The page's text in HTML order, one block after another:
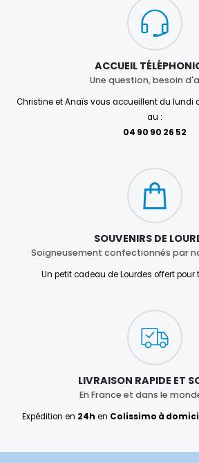
ACCUEIL
Une question, besoin
Christine et Anaïs vous accueillent du lundi
au :
04 90 90 26 52
SOUVENIRS DE
Soigneusement confectionnés par
Un petit cadeau de Lourdes offert
LIVRAISON RAPIDE ET
En France et dans le
Expédition en 24h en Colissimo à